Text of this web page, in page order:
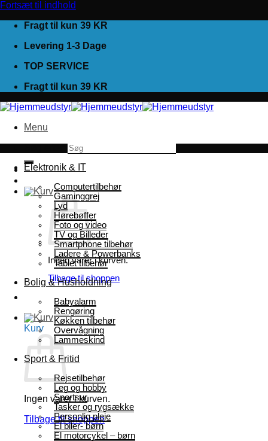
Fortsæt til indhold
Fragt til kun 39 KR
Levering 1-3 Dage
TOP SERVICE
Fragt til kun 39 KR
Menu
Ingen varer i kurven.
Tilbage til shoppen
Kurv
Ingen varer i kurven.
Tilbage til shoppen
Elektronik & IT
Computertilbehør
Gaminggrej
Lyd
Hørebøffer
Foto og video
TV og Billeder
Smartphone tilbehør
Ladere & Powerbanks
Tablet tilbehør
Bolig & Husholdning
Babyalarm
Rengøring
Køkken tilbehør
Overvågning
Lammeskind
Sport & Fritid
Rejsetilbehør
Leg og hobby
Sportsur
Tasker og rygsække
Personlig pleje
El biler- børn
El motorcykel – børn